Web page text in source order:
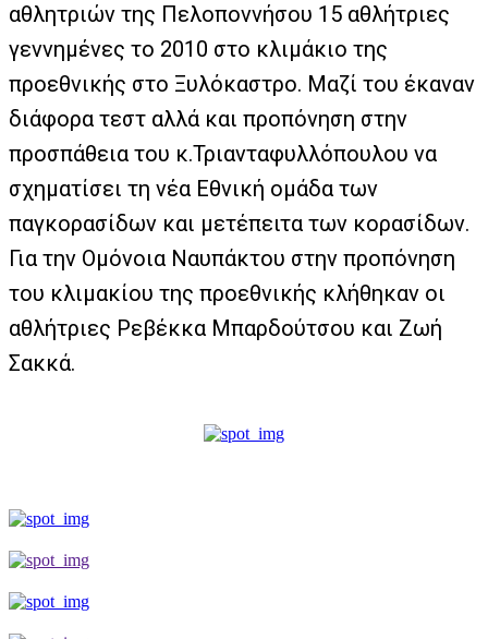
αθλητριών της Πελοποννήσου 15 αθλήτριες
γεννημένες το 2010 στο κλιμάκιο της
προεθνικής στο Ξυλόκαστρο. Μαζί του έκαναν
διάφορα τεστ αλλά και προπόνηση στην
προσπάθεια του κ.Τριανταφυλλόπουλου να
σχηματίσει τη νέα Εθνική ομάδα των
παγκορασίδων και μετέπειτα των κορασίδων.
Για την Ομόνοια Ναυπάκτου στην προπόνηση
του κλιμακίου της προεθνικής κλήθηκαν οι
αθλήτριες Ρεβέκκα Μπαρδούτσου και Ζωή
Σακκά.